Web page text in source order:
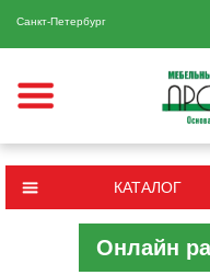
Санкт-Петербург
КАТАЛОГ
Онлайн